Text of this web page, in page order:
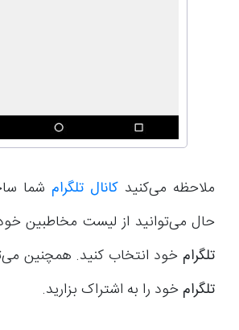
ملاحظه می‌کنید کانال تلگرام شما
حال می‌توانید از لیست مخاطبین
تلگرام خود انتخاب کنید. همچنین
تلگرام خود را به اشتراک بزارید.